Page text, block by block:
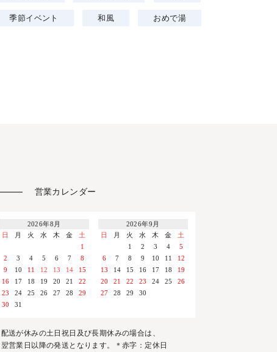
季節イベント 和風 おめで湯
営業カレンダー
2026年8月
日
月 火 水 木 金
土
1
2
3 4 5 6 7
8
9
10 11 12 13 14
15
16
17 18 19 20 21
22
23
24 25 26 27 28
29
30
31
2026年9月
日
月 火 水 木 金
土
1
2 3 4
5
6
7 8 9 10 11
12
13
14 15 16 17 18
19
20
21 22 23 24 25
26
27
28 29 30
配送が休みの土日祝日及び長期休みの場合は、
翌営業日以降の発送となります。＊赤字：定休日